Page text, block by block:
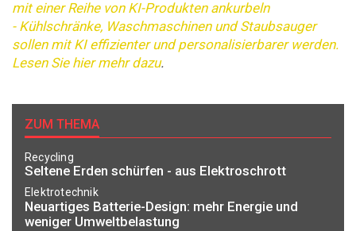
mit einer Reihe von KI-Produkten ankurbeln
- Kühlschränke, Waschmaschinen und Staubsauger
sollen mit KI effizienter und personalisierbarer werden.
Lesen Sie hier mehr dazu.
ZUM THEMA
Recycling
Seltene Erden schürfen - aus Elektroschrott
Elektrotechnik
Neuartiges Batterie-Design: mehr Energie und
weniger Umweltbelastung